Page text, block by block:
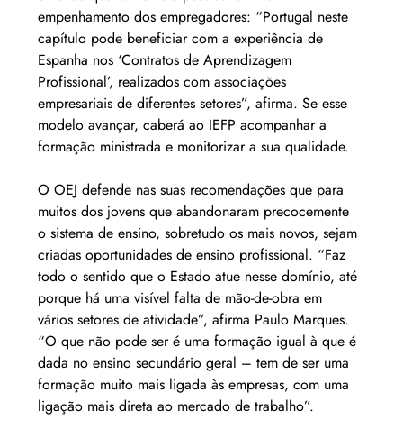
empenhamento dos empregadores: “Portugal neste
capítulo pode beneficiar com a experiência de
Espanha nos ‘Contratos de Aprendizagem
Profissional’, realizados com associações
empresariais de diferentes setores”, afirma. Se esse
modelo avançar, caberá ao IEFP acompanhar a
formação ministrada e monitorizar a sua qualidade.
O OEJ defende nas suas recomendações que para
muitos dos jovens que abandonaram precocemente
o sistema de ensino, sobretudo os mais novos, sejam
criadas oportunidades de ensino profissional. “Faz
todo o sentido que o Estado atue nesse domínio, até
porque há uma visível falta de mão-de-obra em
vários setores de atividade”, afirma Paulo Marques.
“O que não pode ser é uma formação igual à que é
dada no ensino secundário geral – tem de ser uma
formação muito mais ligada às empresas, com uma
ligação mais direta ao mercado de trabalho”.